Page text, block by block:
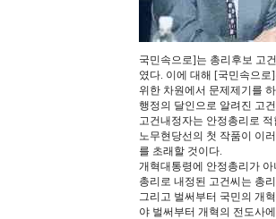
국민속으로]는 총리후보 고
였다. 이에 대해 [국민속으
위한 차원에서 문제제기를
행정의 달인으로 알려진 고
고건내정자는 안정총리로
노무현당선의 첫 작품이 이
를 초래할 것이다.
개혁대통령에 안정총리가
총리로 내정된 고건씨는 총
그리고 벌써부터 국민의 개
야 벌써부터 개혁의 전도사